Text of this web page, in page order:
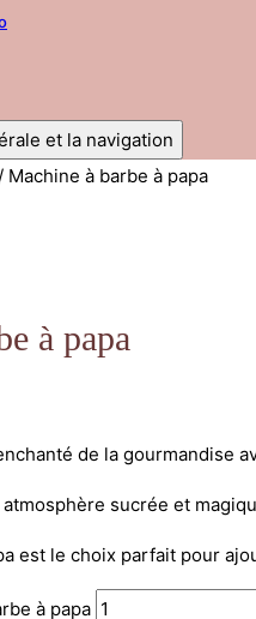
et la navigation
Machine à barbe à papa
à papa
de la gourmandise
sucrée et
est le choix parfait pour
à papa